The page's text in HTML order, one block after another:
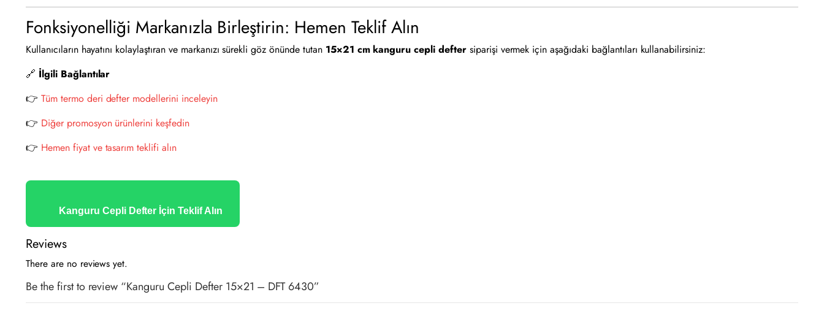
Fonksiyonelliği Markanızla Birleştirin: Hemen Teklif Alın
Kullanıcıların hayatını kolaylaştıran ve markanızı sürekli göz önünde tutan 15×21 cm kanguru cepli deftersiparişi vermek için aşağıdaki bağlantıları kullanabilirsiniz:
🔗 İlgili Bağlantılar
👉 Tüm termo deri defter modellerini inceleyin
👉 Diğer promosyon ürünlerini keşfedin
👉 Hemen fiyat ve tasarım teklifi alın
Kanguru Cepli Defter İçin Teklif Alın
Reviews
There are no reviews yet.
Be the first to review “Kanguru Cepli Defter 15×21 – DFT 6430”